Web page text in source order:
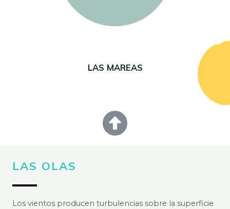
LAS MAREAS
LAS OLAS
Los vientos producen turbulencias sobre la superficie